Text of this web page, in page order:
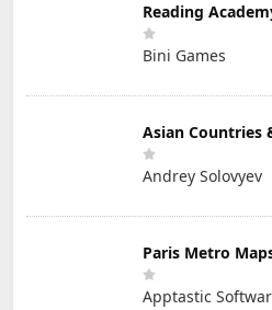
Reading
Bini Games
Asian Countries
Andrey Solovyev
Paris Metro
Apptastic